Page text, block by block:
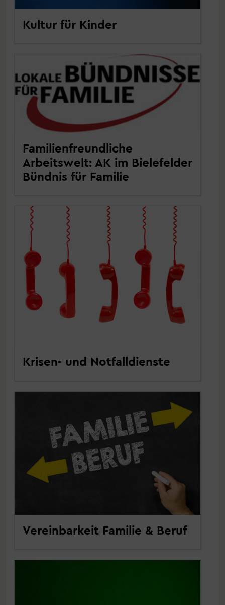
Kultur für Kinder
Familienfreundliche
Arbeitswelt: AK im Bielefelder
Bündnis für Familie
Krisen- und Notfalldienste
Vereinbarkeit Familie & Beruf